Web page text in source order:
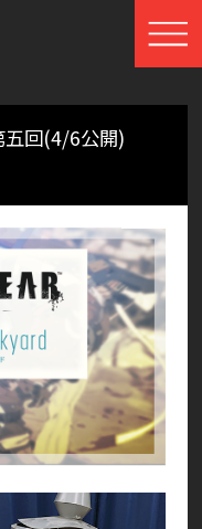
五回(4/6公開)